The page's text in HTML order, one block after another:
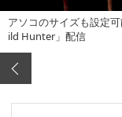
アソコのサイズも設定
ild Hunter」配信